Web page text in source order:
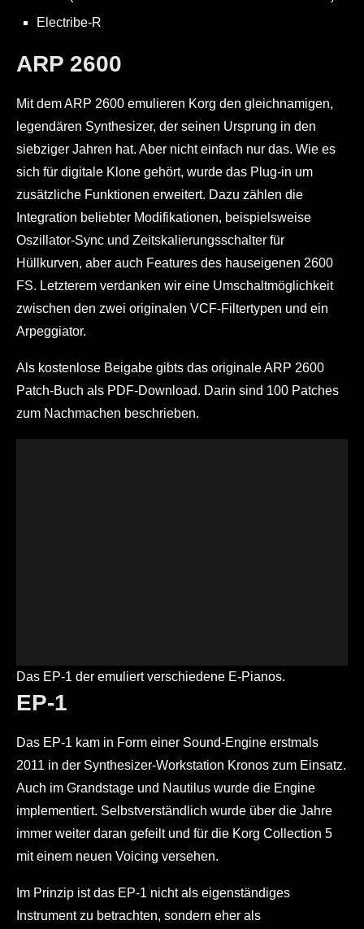
Electribe-R
ARP 2600
Mit dem ARP 2600 emulieren Korg den gleichnamigen,
legendären Synthesizer, der seinen Ursprung in den
siebziger Jahren hat. Aber nicht einfach nur das. Wie es
sich für digitale Klone gehört, wurde das Plug-in um
zusätzliche Funktionen erweitert. Dazu zählen die
Integration beliebter Modifikationen, beispielsweise
Oszillator-Sync und Zeitskalierungsschalter für
Hüllkurven, aber auch Features des hauseigenen 2600
FS. Letzterem verdanken wir eine Umschaltmöglichkeit
zwischen den zwei originalen VCF-Filtertypen und ein
Arpeggiator.
Als kostenlose Beigabe gibts das originale ARP 2600
Patch-Buch als PDF-Download. Darin sind 100 Patches
zum Nachmachen beschrieben.
Das EP-1 der emuliert verschiedene E-Pianos.
EP-1
Das EP-1 kam in Form einer Sound-Engine erstmals
2011 in der Synthesizer-Workstation Kronos zum Einsatz.
Auch im Grandstage und Nautilus wurde die Engine
implementiert. Selbstverständlich wurde über die Jahre
immer weiter daran gefeilt und für die Korg Collection 5
mit einem neuen Voicing versehen.
Im Prinzip ist das EP-1 nicht als eigenständiges
Instrument zu betrachten, sondern eher als